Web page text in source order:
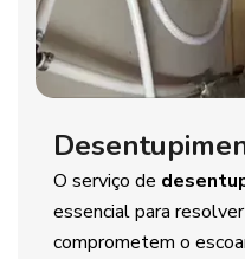
O serviço de
essencial para
comprometem o